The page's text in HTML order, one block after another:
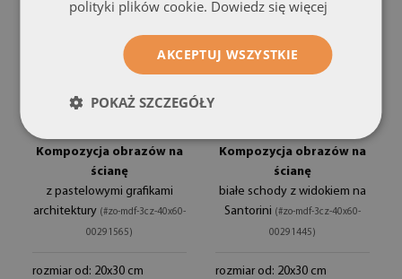
Kompozycja obrazów na
ścianę
z pastelowymi grafikami
architektury (#zo-mdf-3cz-40x60-
00291565)
rozmiar od: 20x30 cm
Kompozycja obrazów na
ścianę
białe schody z widokiem na
Santorini (#zo-mdf-3cz-40x60-
00291445)
rozmiar od: 20x30 cm
polityki plików cookie. Dowiedz się więcej
AKCEPTUJ WSZYSTKIE
POKAŻ SZCZEGÓŁY